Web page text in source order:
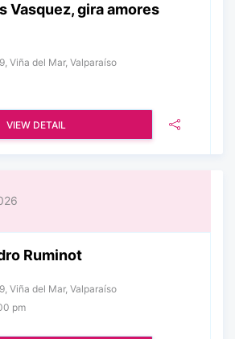
Vasquez, gira amores
Viña del Mar, Valparaíso
VIEW DETAIL
Ruminot
Viña del Mar, Valparaíso
pm